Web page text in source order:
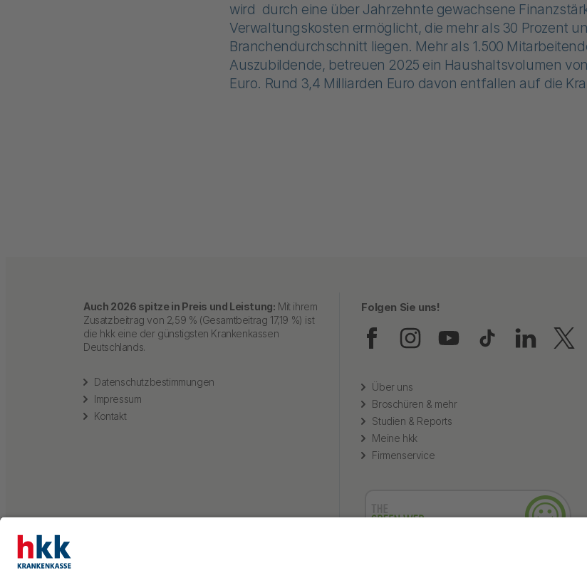
wird durch eine über Jahrzehnte gewachsene
Verwaltungskosten ermöglicht, die mehr als 30 Prozent
Branchendurchschnitt liegen. Mehr als 1.500
Auszubildende, betreuen 2025 ein Haushaltsvolumen
Euro. Rund 3,4 Milliarden Euro davon entfallen auf die
Auch 2026 spitze in Preis und Leistung: Mit ihrem
Zusatzbeitrag von 2,59 % (Gesamtbeitrag 17,19 %) ist
die hkk eine der günstigsten Krankenkassen
Deutschlands.
Datenschutzbestimmungen
Impressum
Kontakt
Folgen Sie uns!
Folgen Sie uns auf
Folgen Sie uns
Folgen Sie
Folgen
Über uns
Broschüren & mehr
Studien & Reports
Meine hkk
Firmenservice